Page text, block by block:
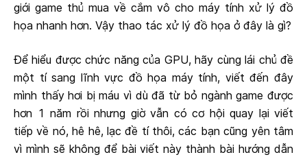
giới game thủ mua về cắm vô cho máy tính xử lý đồ
họa nhanh hơn. Vậy thao tác xử lý đồ họa ở đây là gì?
Để hiểu được chức năng của GPU, hãy cùng lái chủ đề
một tí sang lĩnh vực đồ họa máy tính, viết đến đây
mình thấy hơi bị máu vì dù đã từ bỏ ngành game được
hơn 1 năm rồi nhưng giờ vẫn có cơ hội quay lại viết
tiếp về nó, hê hê, lạc đề tí thôi, các bạn cũng yên tâm
vì mình sẽ không để bài viết này thành bài hướng dẫn